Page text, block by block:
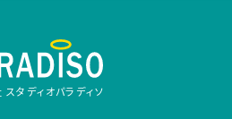
タディオパラディソ